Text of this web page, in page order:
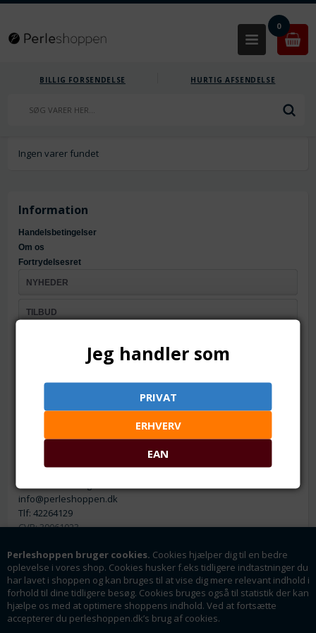
Perleshoppen bruger cookies. Cookies hjælper dig til en bedre
oplevelse i vores shop. Cookies husker f.eks tidligere indtastninger du
har lavet i shoppen og kan bruges til at vise dig mere relevant indhold i
forhold til dine tidligere besøg. Cookies bruges også til statistik der kan
hjælpe os med at optimere shoppens indhold. Ved at fortsætte
accepterer du perleshoppen.dk’s brug af cookies.
0
BILLIG FORSENDELSE HURTIG AFSENDELSE
Ingen varer fundet
Information
Handelsbetingelser
Om os
Fortrydelsesret
NYHEDER
TILBUD
Firmaoplysninger
Linde Allé 8
info@perleshoppen.dk
Tlf: 42264129
CVR: 39061023
Nyhedsmail
Jeg handler som
PRIVAT
ERHVERV
EAN